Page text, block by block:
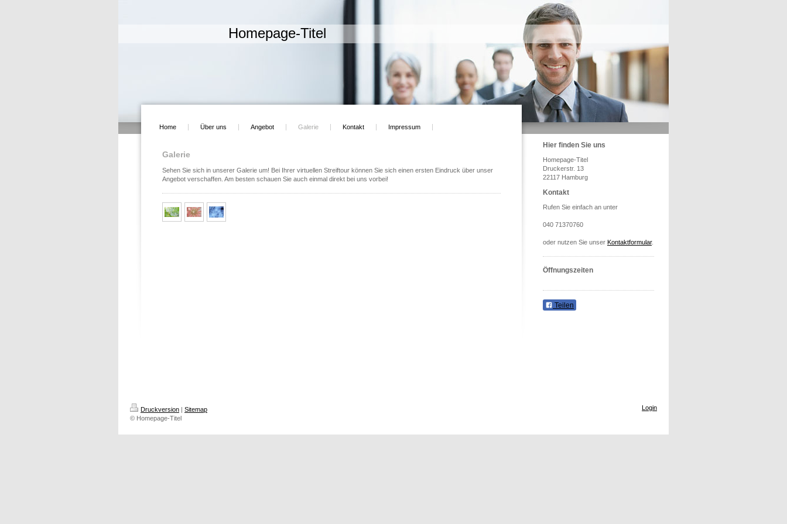
Homepage-Titel
Home Über uns Angebot Galerie Kontakt Impressum
Galerie
Sehen Sie sich in unserer Galerie um! Bei Ihrer virtuellen Streiftour können Sie sich einen ersten Eindruck über unser
Angebot verschaffen. Am besten schauen Sie auch einmal direkt bei uns vorbei!
Hier finden Sie uns
Homepage-Titel
Druckerstr. 13
22117 Hamburg
Kontakt
Rufen Sie einfach an unter
040 71370760
oder nutzen Sie unser Kontaktformular.
Öffnungszeiten
Teilen
Druckversion | Sitemap
© Homepage-Titel
Login